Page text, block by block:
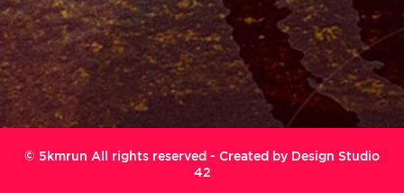
© 5kmrun All rights reserved - Created by Design Studio
42